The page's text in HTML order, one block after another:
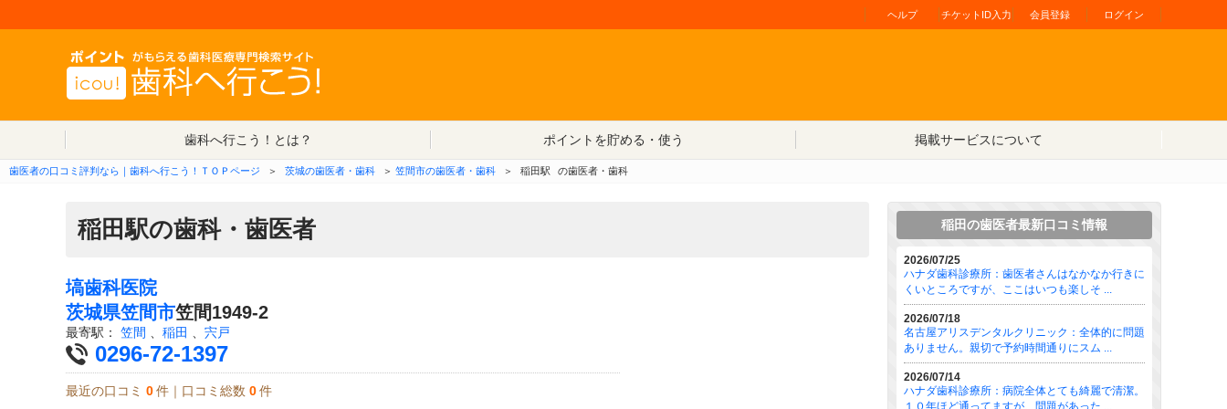
ヘルプ チケットID入力 会員登録 ログイン
歯科へ行こう！とは？
ポイントを貯める・使う 掲載サービスについて
歯医者の口コミ評判なら｜歯科へ行こう！ＴＯＰページ ＞ 茨城の歯医者・歯科 ＞ 笠間市の歯医者・歯科 ＞ 稲田駅 の歯医者・歯科
稲田駅の歯科・歯医者
塙歯科医院
茨城県笠間市笠間1949-2
最寄駅： 笠間 稲田 宍戸
0296-72-1397
最近の口コミ 0 件｜口コミ総数 0 件
稲田の歯医者最新口コミ情報
2026/07/25
ハナダ歯科診療所：歯医者さんはなかなか行きに
くいところですが、ここはいつも楽しそ ...
2026/07/18
名古屋アリスデンタルクリニック：全体的に問題
ありません。親切で予約時間通りにスム ...
2026/07/14
ハナダ歯科診療所：病院全体とても綺麗で清潔。